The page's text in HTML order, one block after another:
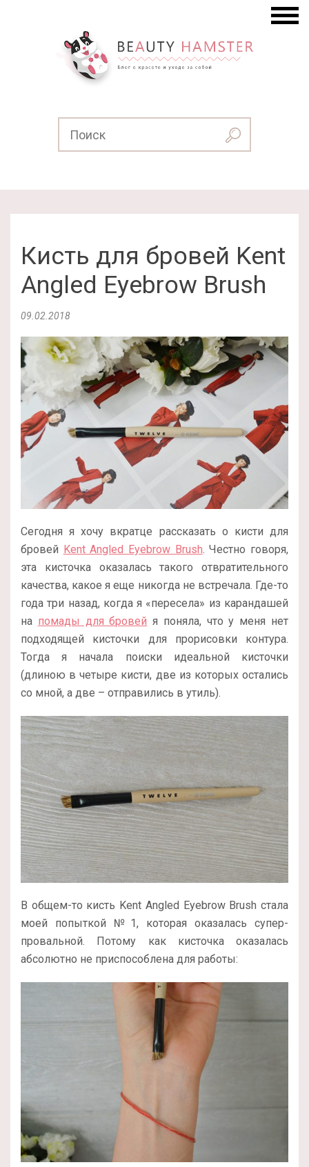
Кисть для бровей Kent
Angled Eyebrow Brush
09.02.2018
Сегодня я хочу вкратце рассказать о кисти для
бровей Kent Angled Eyebrow Brush. Честно говоря,
эта кисточка оказалась такого отвратительного
качества, какое я еще никогда не встречала. Где-то
года три назад, когда я «пересела» из карандашей
на помады для бровей я поняла, что у меня нет
подходящей кисточки для прорисовки контура.
Тогда я начала поиски идеальной кисточки
(длиною в четыре кисти, две из которых остались
со мной, а две – отправились в утиль).
В общем-то кисть Kent Angled Eyebrow Brush стала
моей попыткой №1, которая оказалась супер-
провальной. Потому как кисточка оказалась
абсолютно не приспособлена для работы: